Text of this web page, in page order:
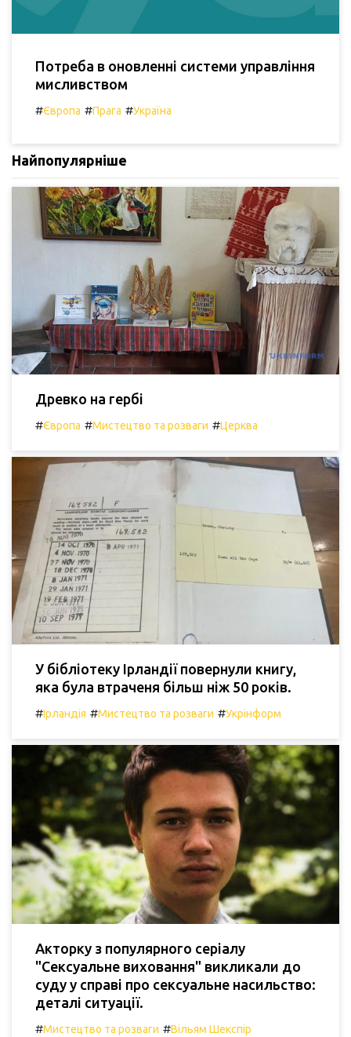
Потреба в оновленні системи управління
мисливством
#Європа #Прага #Україна
Найпопулярніше
Древко на гербі
#Європа #Мистецтво та розваги #Церква
У бібліотеку Ірландії повернули книгу,
яка була втраченя більш ніж 50 років.
#Ірландія #Мистецтво та розваги #Укрінформ
Акторку з популярного серіалу
"Сексуальне виховання" викликали до
суду у справі про сексуальне насильство:
деталі ситуації.
#Мистецтво та розваги #Вільям Шекспір